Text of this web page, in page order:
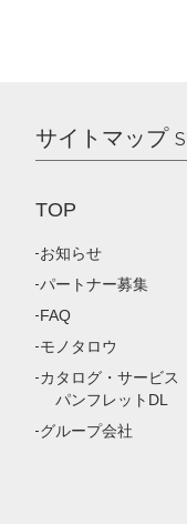
サイトマップ
TOP
お知らせ
パートナー募集
FAQ
モノタロウ
カタログ・サービス
パンフレットDL
グループ会社